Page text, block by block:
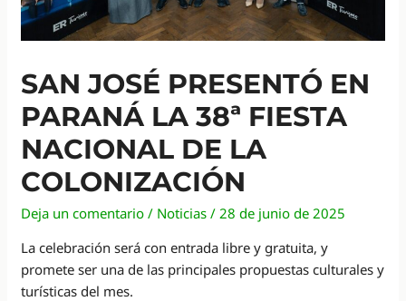
SAN JOSÉ PRESENTÓ EN
PARANÁ LA 38ª FIESTA
NACIONAL DE LA
COLONIZACIÓN
Deja un comentario / Noticias / 28 de junio de 2025
La celebración será con entrada libre y gratuita, y
promete ser una de las principales propuestas culturales y
turísticas del mes.